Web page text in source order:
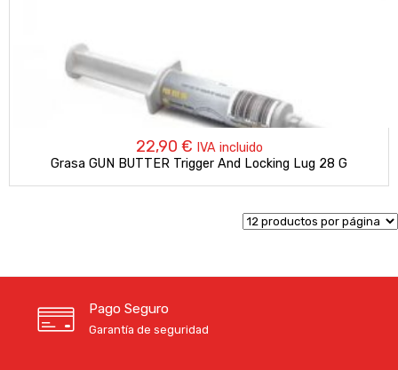
22,90 € IVA incluido
Grasa GUN BUTTER Trigger And Locking Lug 28 G
Pago Seguro
Garantía de seguridad